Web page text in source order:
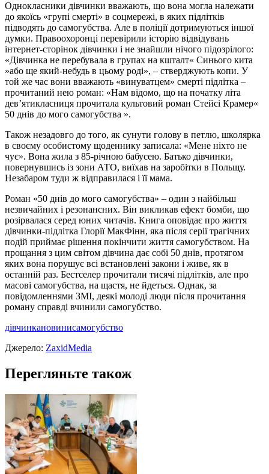
Однокласники дівчинки вважають, що вона могла належати
до якоїсь «групі смерті» в соцмережі, в яких підлітків
підводять до самогубства. Але в поліції дотримуються іншої
думки. Правоохоронці перевірили історію відвідувань
інтернет-сторінок дівчинки і не знайшли нічого підозрілого:
«Дівчинка не перебувала в групах на кшталт« Синього кита
»або ще який-небудь в цьому роді», – стверджують копи. У
той же час вони вважають «винуватцем» смерті підлітка –
прочитаний нею роман: «Нам відомо, що на початку літа
дев’ятикласниця прочитала культовий роман Стейсі Крамер«
50 днів до мого самогубства ».
Також незадовго до того, як сунути голову в петлю, школярка
в своєму особистому щоденнику записала: «Мене ніхто не
чує». Вона жила з 85-річною бабусею. Батько дівчинки,
повернувшись із зони АТО, виїхав на заробітки в Польщу.
Незабаром туди ж відправилася і її мама.
Роман «50 днів до мого самогубства» – один з найбільш
незвичайних і резонансних. Він викликав ефект бомби, що
розірвалася серед юних читачів. Книга оповідає про життя
дівчинки-підлітка Глорії МакФінн, яка після серії трагічних
подій приймає рішення покінчити життя самогубством. На
прощання з цим світом дівчина дає собі 50 днів, протягом
яких вона порушує всі встановлені закони і живе, як в
останній раз. Бестселер прочитали тисячі підлітків, але про
масові самогубства, на щастя, не йдеться. Однак, за
повідомленнями ЗМІ, деякі молоді люди після прочитання
роману справді вчинили самогубство.
дівчинкановинисамогубство
Джерело: ZaxidMedia
Перегляньте також